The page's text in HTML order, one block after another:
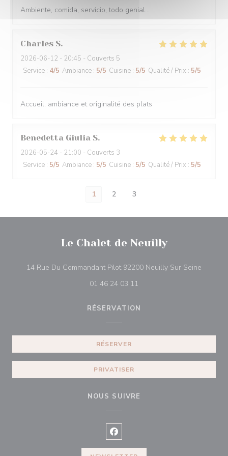
Ambiente, comida, servicio, todo genial...
Charles S
2026-06-12 - 20:45 - Couverts 5
Service : 4/5 Ambiance : 5/5 Cuisine : 5/5 Qualité / Prix : 5/5
Accueil, ambiance et originalité des plats
Benedetta Giulia S
2026-05-24 - 21:00 - Couverts 3
Service : 5/5 Ambiance : 5/5 Cuisine : 5/5 Qualité / Prix : 5/5
1 2 3
Le Chalet de Neuilly
14 Rue Du Commandant Pilot 92200 Neuilly Sur Seine
01 46 24 03 11
RÉSERVATION
RÉSERVER
PRIVATISER
NOUS SUIVRE
Facebook ((ouvre une nouvelle